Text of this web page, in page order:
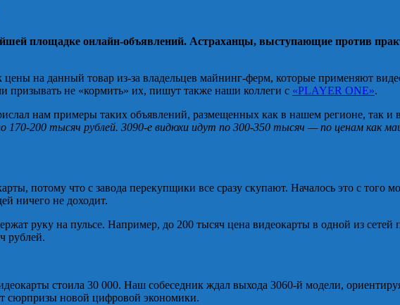
площадке онлайн-объявлений. Астраханцы, выступающие против
цены на данный товар из-за владельцев майнинг-ферм, которые применяют
призывать не «кормить» их, пишут также наши коллеги с «PLAYER ONE».
нам примеры таких объявлений, размещенных как в нашем регионе, так и
170-200 тысяч рублей. 3090-е видюхи идут по 300-350 тысяч — по ценам как
потому что с завода перекупщики все сразу скупают. Началось это с того
ничего не доходит.
руку на пульсе. Например, до 200 тысяч цена видеокарты в одной из
рублей.
стоила 30 000. Наш собеседник ждал выхода 3060-й модели,
сюрпризы новой цифровой экономики.